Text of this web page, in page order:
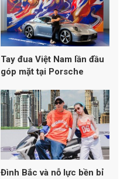
Tay đua Việt Nam lần đầu
góp mặt tại Porsche
Porsche Việt Nam
Đình Bắc và nỗ lực bền bỉ